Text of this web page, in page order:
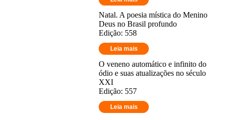
Natal. A poesia mística do Menino
Deus no Brasil profundo
Edição: 558
Leia mais
O veneno automático e infinito do
ódio e suas atualizações no século
XXI
Edição: 557
Leia mais